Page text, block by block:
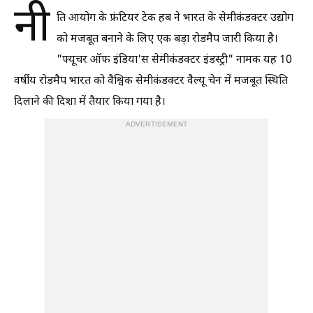
नी ति आयोग के फ्रंटियर टेक हब ने भारत के सेमीकंडक्टर उद्योग
को मजबूत बनाने के लिए एक बड़ा रोडमैप जारी किया है।
"फ्यूचर ऑफ इंडिया'स सेमीकंडक्टर इंडस्ट्री" नामक यह 10
वर्षीय रोडमैप भारत को वैश्विक सेमीकंडक्टर वैल्यू चेन में मजबूत स्थिति
दिलाने की दिशा में तैयार किया गया है।
ADVERTISEMENT